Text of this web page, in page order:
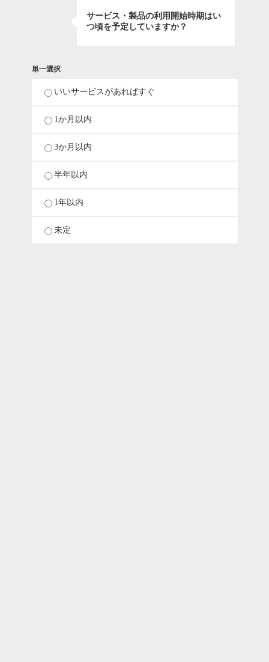
サービス・製品の利用開始時期はい
つ頃を予定していますか？
単一選択
いいサービスがあればすぐ
1か月以内
3か月以内
半年以内
1年以内
未定